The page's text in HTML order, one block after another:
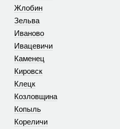
Жлобин
Зельва
Иваново
Ивацевичи
Каменец
Кировск
Клецк
Козловщина
Копыль
Кореличи